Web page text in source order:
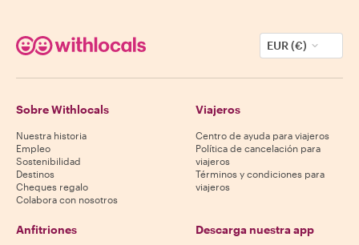
EUR (€)
Sobre Withlocals
Nuestra historia
Empleo
Sostenibilidad
Destinos
Cheques regalo
Colabora con nosotros
Viajeros
Centro de ayuda para viajeros
Política de cancelación para
viajeros
Términos y condiciones para
viajeros
Anfitriones Descarga nuestra app